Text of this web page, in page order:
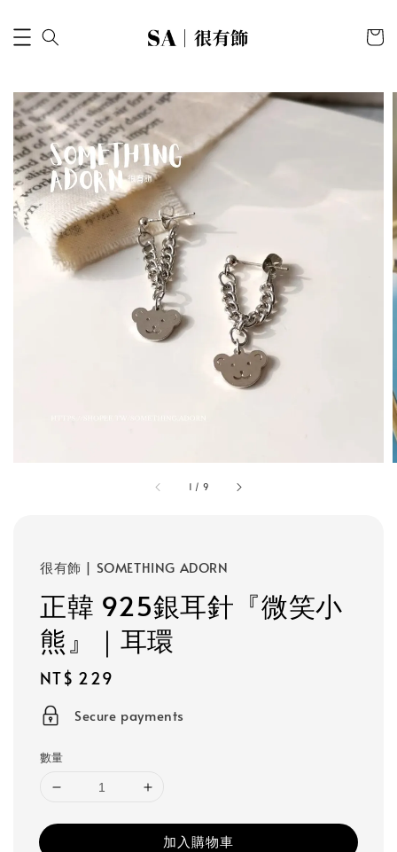
1 / 9
很有飾 | SOMETHING ADORN
正韓 925銀耳針『微笑小
熊』｜耳環
Regular
price
NT$ 229
Secure payments
數量
加入購物車